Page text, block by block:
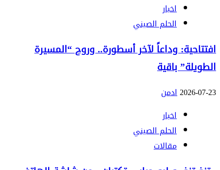
اخبار
الحلم الصيني
افتتاحية: وداعاً لآخر أسطورة.. وروح “المسيرة
الطويلة” باقية
2026-07-23ادمن
اخبار
الحلم الصيني
مقالات